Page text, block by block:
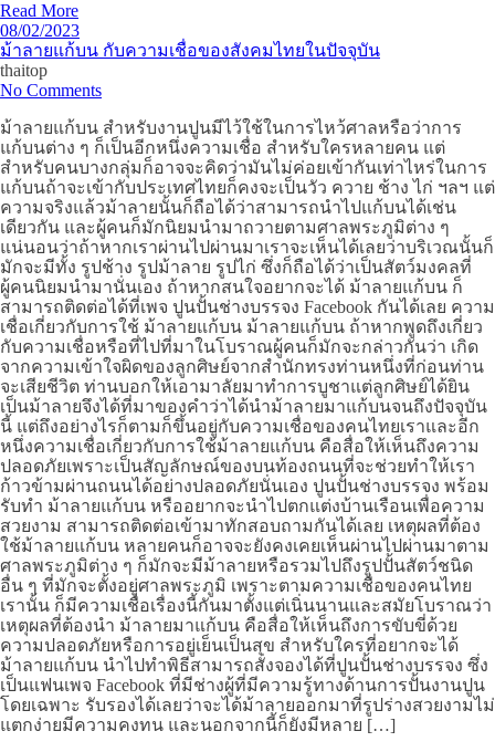
Read More
08/02/2023
ม้าลายแก้บน กับความเชื่อของสังคมไทยในปัจจุบัน
thaitop
No Comments
ม้าลายแก้บน สำหรับงานปูนมีไว้ใช้ในการไหว้ศาลหรือว่าการ
แก้บนต่าง ๆ ก็เป็นอีกหนึ่งความเชื่อ สำหรับใครหลายคน แต่
สำหรับคนบางกลุ่มก็อาจจะคิดว่ามันไม่ค่อยเข้ากันเท่าไหร่ในการ
แก้บนถ้าจะเข้ากับประเทศไทยก็คงจะเป็นวัว ควาย ช้าง ไก่ ฯลฯ แต่
ความจริงแล้วม้าลายนั้นก็ถือได้ว่าสามารถนำไปแก้บนได้เช่น
เดียวกัน และผู้คนก็มักนิยมนำมาถวายตามศาลพระภูมิต่าง ๆ
แน่นอนว่าถ้าหากเราผ่านไปผ่านมาเราจะเห็นได้เลยว่าบริเวณนั้นก็
มักจะมีทั้ง รูปช้าง รูปม้าลาย รูปไก่ ซึ่งก็ถือได้ว่าเป็นสัตว์มงคลที่
ผู้คนนิยมนำมานั่นเอง ถ้าหากสนใจอยากจะได้ ม้าลายแก้บน ก็
สามารถติดต่อได้ที่เพจ ปูนปั้นช่างบรรจง Facebook กันได้เลย ความ
เชื่อเกี่ยวกับการใช้ ม้าลายแก้บน ม้าลายแก้บน ถ้าหากพูดถึงเกี่ยว
กับความเชื่อหรือที่ไปที่มาในโบราณผู้คนก็มักจะกล่าวกันว่า เกิด
จากความเข้าใจผิดของลูกศิษย์จากสำนักทรงท่านหนึ่งที่ก่อนท่าน
จะเสียชีวิต ท่านบอกให้เอามาลัยมาทำการบูชาแต่ลูกศิษย์ได้ยิน
เป็นม้าลายจึงได้ที่มาของคำว่าได้นำม้าลายมาแก้บนจนถึงปัจจุบัน
นี้ แต่ถึงอย่างไรก็ตามก็ขึ้นอยู่กับความเชื่อของคนไทยเราและอีก
หนึ่งความเชื่อเกี่ยวกับการใช้ม้าลายแก้บน คือสื่อให้เห็นถึงความ
ปลอดภัยเพราะเป็นสัญลักษณ์ของบนท้องถนนที่จะช่วยทำให้เรา
ก้าวข้ามผ่านถนนได้อย่างปลอดภัยนั่นเอง ปูนปั้นช่างบรรจง พร้อม
รับทำ ม้าลายแก้บน หรืออยากจะนำไปตกแต่งบ้านเรือนเพื่อความ
สวยงาม สามารถติดต่อเข้ามาทักสอบถามกันได้เลย เหตุผลที่ต้อง
ใช้ม้าลายแก้บน หลายคนก็อาจจะยังคงเคยเห็นผ่านไปผ่านมาตาม
ศาลพระภูมิต่าง ๆ ก็มักจะมีม้าลายหรือรวมไปถึงรูปปั้นสัตว์ชนิด
อื่น ๆ ที่มักจะตั้งอยู่ศาลพระภูมิ เพราะตามความเชื่อของคนไทย
เรานั้น ก็มีความเชื่อเรื่องนี้กันมาตั้งแต่เนิ่นนานและสมัยโบราณว่า
เหตุผลที่ต้องนำ ม้าลายมาแก้บน คือสื่อให้เห็นถึงการขับขี่ด้วย
ความปลอดภัยหรือการอยู่เย็นเป็นสุข สำหรับใครที่อยากจะได้
ม้าลายแก้บน นำไปทำพิธีสามารถสั่งจองได้ที่ปูนปั้นช่างบรรจง ซึ่ง
เป็นแฟนเพจ Facebook ที่มีช่างผู้ที่มีความรู้ทางด้านการปั้นงานปูน
โดยเฉพาะ รับรองได้เลยว่าจะได้ม้าลายออกมาที่รูปร่างสวยงามไม่
แตกง่ายมีความคงทน และนอกจากนี้ก็ยังมีหลาย […]